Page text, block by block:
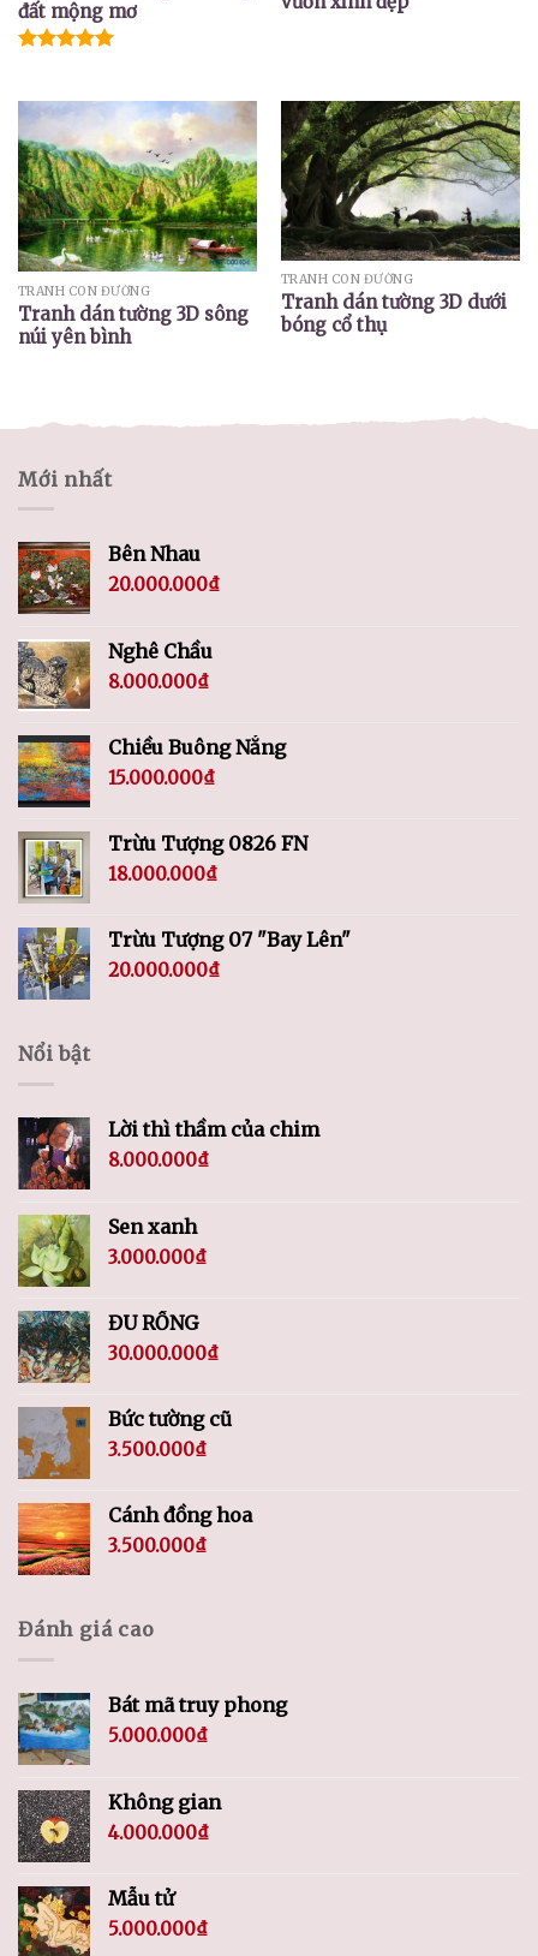
đất mộng mơ
5 sao
TRANH CON ĐƯỜNG
Tranh dán tường 3D sông
núi yên bình
TRANH CON ĐƯỜNG
Tranh dán tường 3D dưới
bóng cổ thụ
Mới nhất
Bên Nhau
20.000.000₫
Nghê Chầu
8.000.000₫
Chiều Buông Nắng
15.000.000₫
Trừu Tượng 0826 FN
18.000.000₫
Trừu Tượng 07 "Bay Lên"
20.000.000₫
Nổi bật
Lời thì thầm của chim
8.000.000₫
Sen xanh
3.000.000₫
ĐU RỒNG
30.000.000₫
Bức tường cũ
3.500.000₫
Cánh đồng hoa
3.500.000₫
Đánh giá cao
Bát mã truy phong
5.000.000₫
Không gian
4.000.000₫
Mẫu tử
5.000.000₫